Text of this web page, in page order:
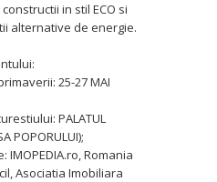
in stil ECO si
alternative de energie.
25-27 MAI
PALATUL
POPORULUI);
Romania
Asociatia Imobiliara